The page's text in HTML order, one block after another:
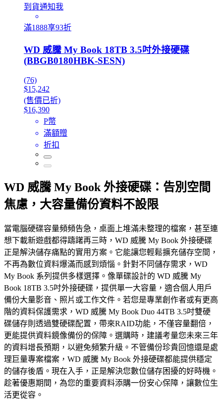
到貨通知我
滿1888享93折
WD 威騰 My Book 18TB 3.5吋外接硬碟
(BBGB0180HBK-SESN)
(76)
$15,242
(售價已折)
$16,390
P幣
滿額贈
折扣
WD 威騰 My Book 外接硬碟：告別空間
焦慮，大容量備份資料不設限
當電腦硬碟容量頻頻告急，桌面上堆滿未整理的檔案，甚至連
想下載新遊戲都得躊躇再三時，WD 威騰 My Book 外接硬碟
正是解決儲存痛點的實用方案。它能讓您輕鬆擴充儲存空間，
不再為數位資料爆滿而感到煩惱。針對不同儲存需求，WD
My Book 系列提供多樣選擇。像單碟設計的 WD 威騰 My
Book 18TB 3.5吋外接硬碟，提供單一大容量，適合個人用戶
備份大量影音、照片或工作文件。若您是專業創作者或有更高
階的資料保護需求，WD 威騰 My Book Duo 44TB 3.5吋雙硬
碟儲存則透過雙硬碟配置，帶來RAID功能，不僅容量翻倍，
更能提供資料鏡像備份的保障。選購時，建議考量您未來三年
的資料增長預期，以避免頻繁升級。不管備份珍貴回憶還是處
理巨量專案檔案，WD 威騰 My Book 外接硬碟都能提供穩定
的儲存後盾。現在入手，正是解決您數位儲存困擾的好時機。
趁著優惠期間，為您的重要資料添購一份安心保障，讓數位生
活更從容。